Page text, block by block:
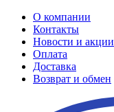
О компании
Контакты
Новости и акции
Оплата
Доставка
Возврат и обмен